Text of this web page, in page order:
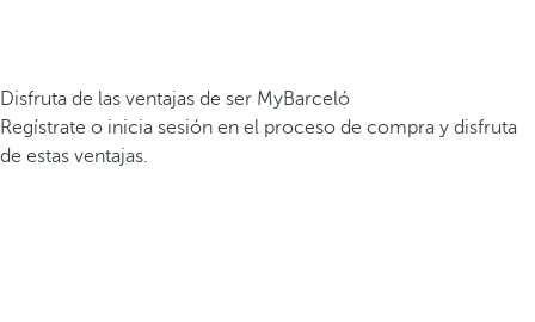
Disfruta de las ventajas de ser MyBarceló
Regístrate o inicia sesión en el proceso de compra y disfruta
de estas ventajas.